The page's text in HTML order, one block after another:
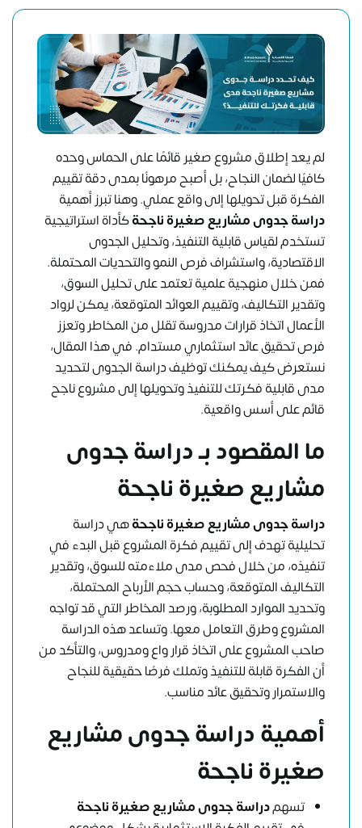
لم يعد إطلاق مشروع صغير قائمًا على الحماس وحده
كافيًا لضمان النجاح، بل أصبح مرهونًا بمدى دقة تقييم
الفكرة قبل تحويلها إلى واقع عملي. وهنا تبرز أهمية
دراسة جدوى مشاريع صغيرة ناجحةكأداة استراتيجية
تستخدم لقياس قابلية التنفيذ، وتحليل الجدوى
الاقتصادية، واستشراف فرص النمو والتحديات المحتملة.
فمن خلال منهجية علمية تعتمد على تحليل السوق،
وتقدير التكاليف، وتقييم العوائد المتوقعة، يمكن لرواد
الأعمال اتخاذ قرارات مدروسة تقلل من المخاطر وتعزز
فرص تحقيق عائد استثماري مستدام. في هذا المقال،
نستعرض كيف يمكنك توظيف دراسة الجدوى لتحديد
مدى قابلية فكرتك للتنفيذ وتحويلها إلى مشروع ناجح
قائم على أسس واقعية.
ما المقصود بـ دراسة جدوى
مشاريع صغيرة ناجحة
دراسة جدوى مشاريع صغيرة ناجحةهي دراسة
تحليلية تهدف إلى تقييم فكرة المشروع قبل البدء في
تنفيذه، من خلال فحص مدى ملاءمته للسوق، وتقدير
التكاليف المتوقعة، وحساب حجم الأرباح المحتملة،
وتحديد الموارد المطلوبة، ورصد المخاطر التي قد تواجه
المشروع وطرق التعامل معها. وتساعد هذه الدراسة
صاحب المشروع على اتخاذ قرار واعٍ ومدروس، والتأكد من
أن الفكرة قابلة للتنفيذ وتملك فرصًا حقيقية للنجاح
والاستمرار وتحقيق عائد مناسب.
أهمية دراسة جدوى مشاريع
صغيرة ناجحة
تسهمدراسة جدوى مشاريع صغيرة ناجحة